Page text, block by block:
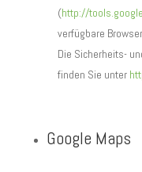
(http://
verfügbare
Die Sicherheits-
finden Sie unter
Google Maps